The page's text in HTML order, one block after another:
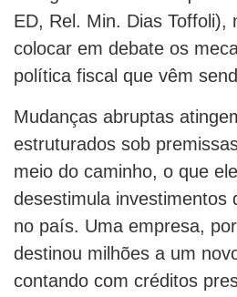
ED, Rel. Min. Dias Toffoli),
colocar em debate os
política fiscal que vêm
Mudanças abruptas
estruturados sob
meio do caminho, o que
desestimula investimentos
no país. Uma empresa,
destinou milhões a um
contando com créditos